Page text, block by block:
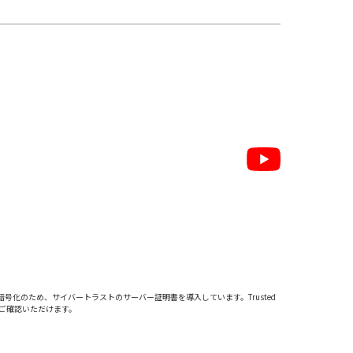
化のため、サイバートラストのサーバー証明書を導入しています。Trusted
認いただけます。